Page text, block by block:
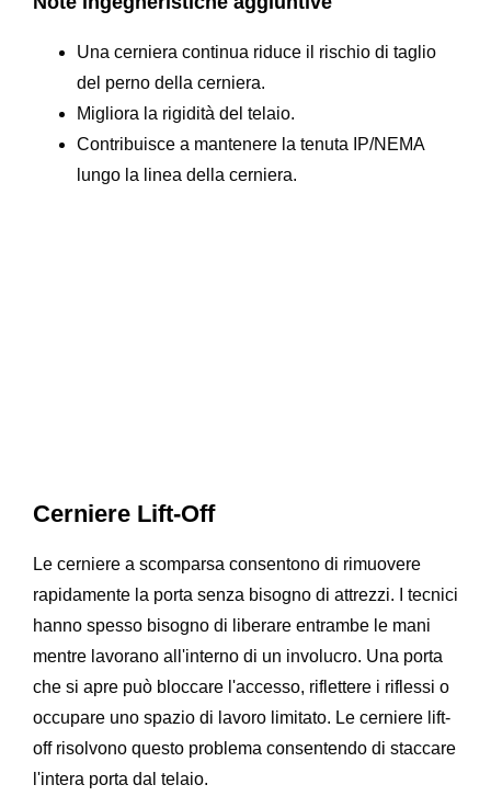
Una cerniera continua riduce il rischio di taglio
del perno della cerniera.
Migliora la rigidità del telaio.
Contribuisce a mantenere la tenuta IP/NEMA
lungo la linea della cerniera.
Cerniere Lift-Off
Le cerniere a scomparsa consentono di rimuovere
rapidamente la porta senza bisogno di attrezzi. I tecnici
hanno spesso bisogno di liberare entrambe le mani
mentre lavorano all'interno di un involucro. Una porta
che si apre può bloccare l'accesso, riflettere i riflessi o
occupare uno spazio di lavoro limitato. Le cerniere lift-
off risolvono questo problema consentendo di staccare
l'intera porta dal telaio.